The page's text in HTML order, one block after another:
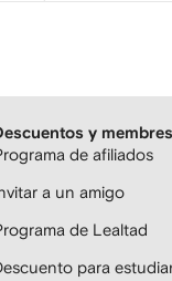
y
de afiliados
a un amigo
de Lealtad
para